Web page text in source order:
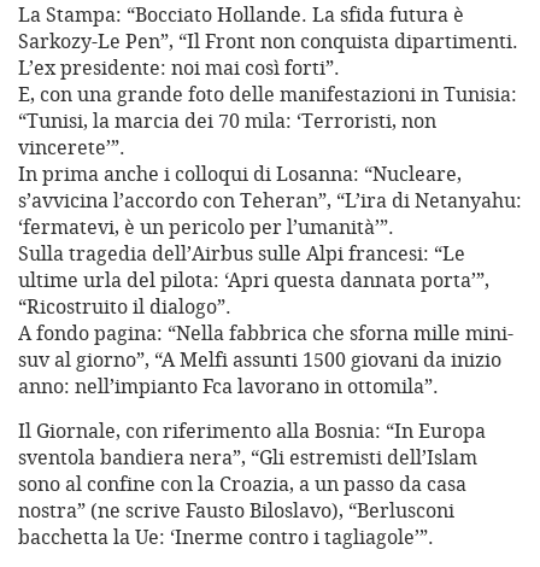
La Stampa: “Bocciato Hollande. La sfida futura è
Sarkozy-Le Pen”, “Il Front non conquista dipartimenti.
L’ex presidente: noi mai così forti”.
E, con una grande foto delle manifestazioni in Tunisia:
“Tunisi, la marcia dei 70 mila: ‘Terroristi, non
vincerete’”.
In prima anche i colloqui di Losanna: “Nucleare,
s’avvicina l’accordo con Teheran”, “L’ira di Netanyahu:
‘fermatevi, è un pericolo per l’umanità’”.
Sulla tragedia dell’Airbus sulle Alpi francesi: “Le
ultime urla del pilota: ‘Apri questa dannata porta’”,
“Ricostruito il dialogo”.
A fondo pagina: “Nella fabbrica che sforna mille mini-
suv al giorno”, “A Melfi assunti 1500 giovani da inizio
anno: nell’impianto Fca lavorano in ottomila”.
Il Giornale, con riferimento alla Bosnia: “In Europa
sventola bandiera nera”, “Gli estremisti dell’Islam
sono al confine con la Croazia, a un passo da casa
nostra” (ne scrive Fausto Biloslavo), “Berlusconi
bacchetta la Ue: ‘Inerme contro i tagliagole’”.